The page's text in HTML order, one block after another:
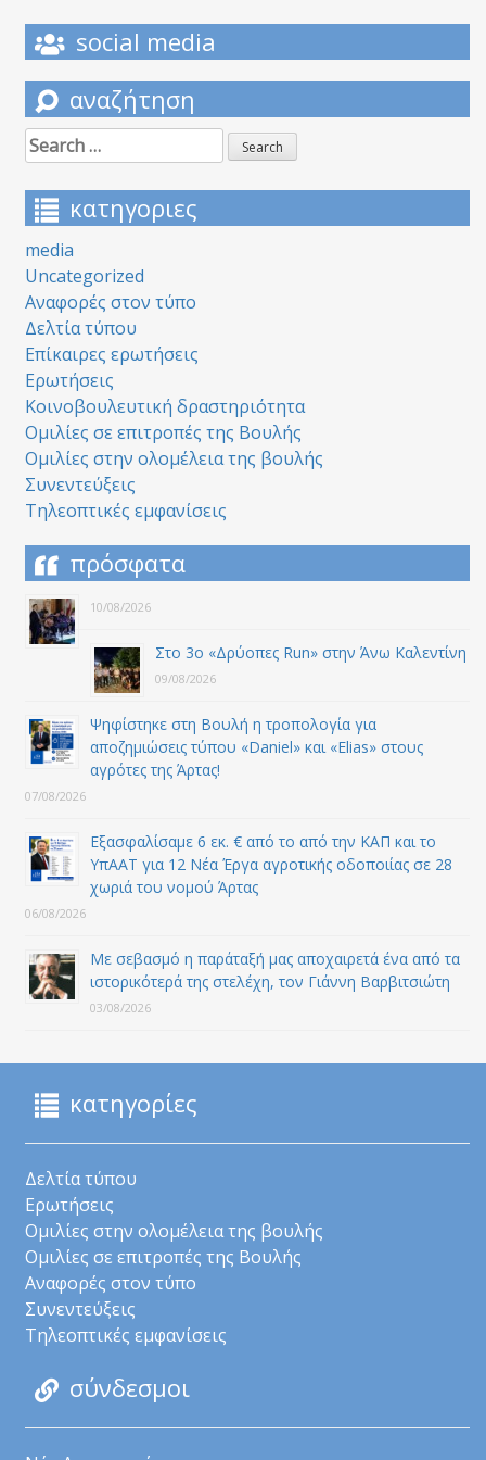
social media
αναζήτηση
Search
for:
κατηγοριες
media
Uncategorized
Αναφορές στον τύπο
Δελτία τύπου
Επίκαιρες ερωτήσεις
Ερωτήσεις
Κοινοβουλευτική δραστηριότητα
Ομιλίες σε επιτροπές της Βουλής
Ομιλίες στην ολομέλεια της βουλής
Συνεντεύξεις
Τηλεοπτικές εμφανίσεις
πρόσφατα
10/08/2026
Στο 3ο «Δρύοπες Run» στην Άνω Καλεντίνη
09/08/2026
Ψηφίστηκε στη Βουλή η τροπολογία για
αποζημιώσεις τύπου «Daniel» και «Elias» στους
αγρότες της Άρτας!
07/08/2026
Εξασφαλίσαμε 6 εκ. € από το από την ΚΑΠ και το
ΥπΑΑΤ για 12 Nέα Έργα αγροτικής οδοποιίας σε 28
χωριά του νομού Άρτας
06/08/2026
Με σεβασμό η παράταξή μας αποχαιρετά ένα από τα
ιστορικότερά της στελέχη, τον Γιάννη Βαρβιτσιώτη
03/08/2026
κατηγορίες
Δελτία τύπου
Ερωτήσεις
Ομιλίες στην ολομέλεια της βουλής
Ομιλίες σε επιτροπές της Βουλής
Αναφορές στον τύπο
Συνεντεύξεις
Τηλεοπτικές εμφανίσεις
σύνδεσμοι